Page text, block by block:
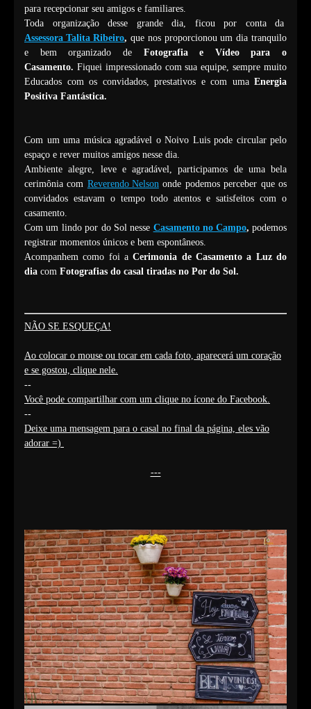
para recepcionar seu amigos e familiares.
Toda organização desse grande dia, ficou por conta da
Assessora Talita Ribeiro, que nos proporcionou um dia tranquilo
e bem organizado de Fotografia e Vídeo para o
Casamento. Fiquei impressionado com sua equipe, sempre muito
Educados com os convidados, prestativos e com uma Energia
Positiva Fantástica.
Com um uma música agradável o Noivo Luis pode circular pelo
espaço e rever muitos amigos nesse dia.
Ambiente alegre, leve e agradável, participamos de uma bela
cerimônia com Reverendo Nelsononde podemos perceber que os
convidados estavam o tempo todo atentos e satisfeitos com o
casamento.
Com um lindo por do Sol nesse Casamento no Campo, podemos
registrar momentos únicos e bem espontâneos.
Acompanhem como foi aCerimonia de Casamento a Luz do
dia com Fotografias do casal tiradas no Por do Sol.
NÃO SE ESQUEÇA!
Ao colocar o mouse ou tocar em cada foto, aparecerá um coração
e se gostou, clique nele.
--
Você pode compartilhar com um clique no ícone do Facebook.
--
Deixe uma mensagem para o casal no final da página, eles vão
adorar =)
---